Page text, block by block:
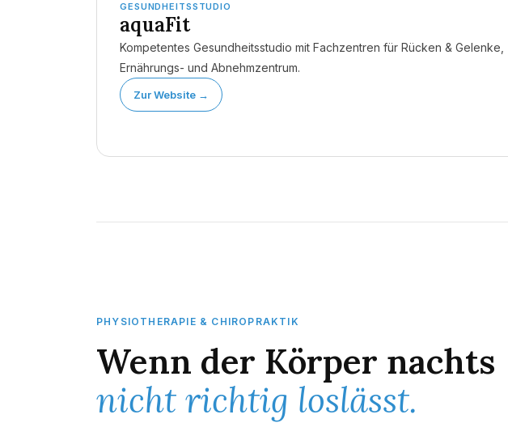
GESUNDHEITSSTUDIO
aquaFit
Kompetentes Gesundheitsstudio mit Fachzentren für Rücken & Gelenke,
Ernährungs- und Abnehmzentrum.
Zur Website →
PHYSIOTHERAPIE & CHIROPRAKTIK
Wenn der Körper nachts
nicht richtig loslässt.